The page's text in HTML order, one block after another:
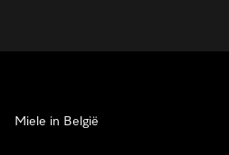
Miele in België